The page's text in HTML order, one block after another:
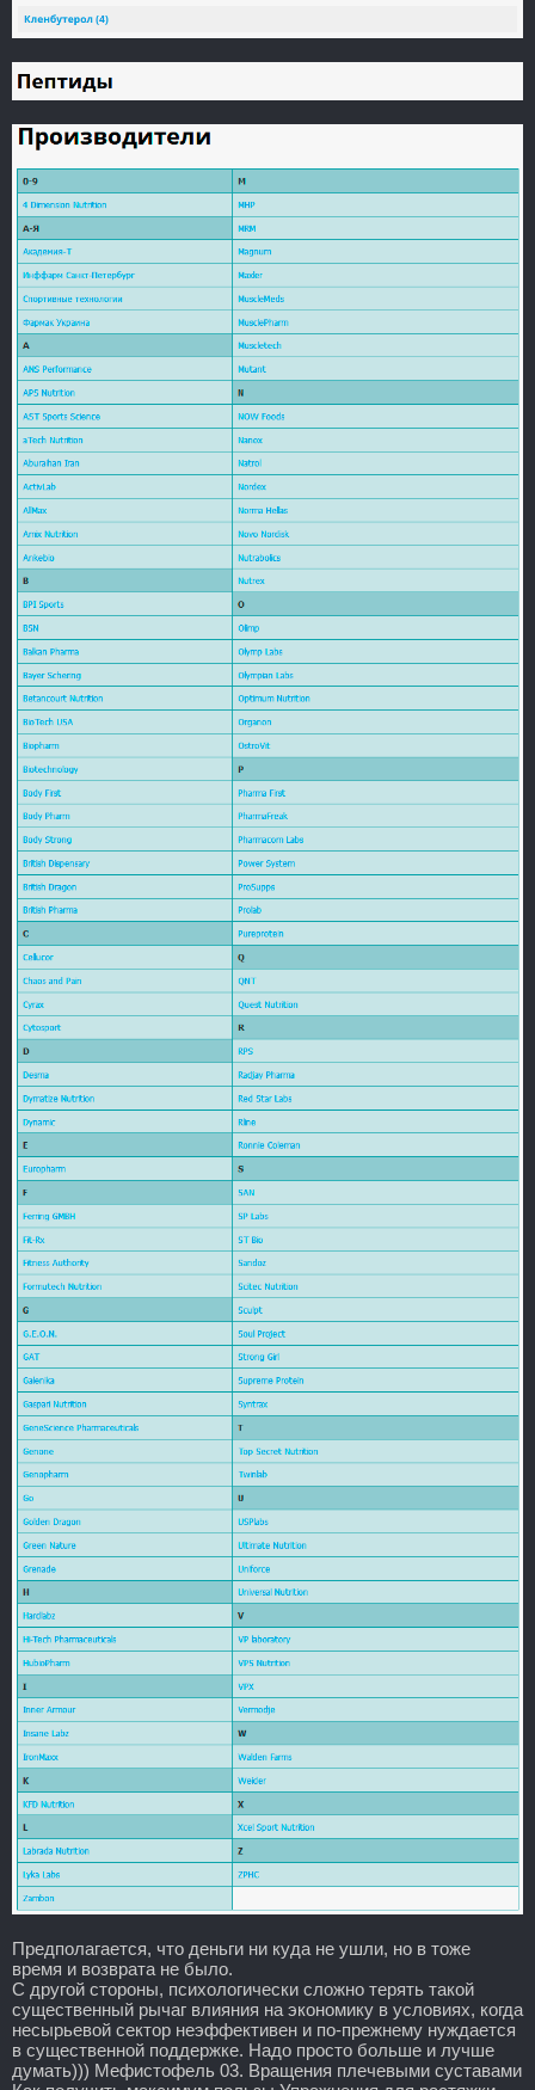
Предполагается, что деньги ни куда не ушли, но в тоже
время и возврата не было.
С другой стороны, психологически сложно терять такой
существенный рычаг влияния на экономику в условиях, когда
несырьевой сектор неэффективен и по-прежнему нуждается
в существенной поддержке. Надо просто больше и лучше
думать))) Мефистофель 03. Вращения плечевыми суставами